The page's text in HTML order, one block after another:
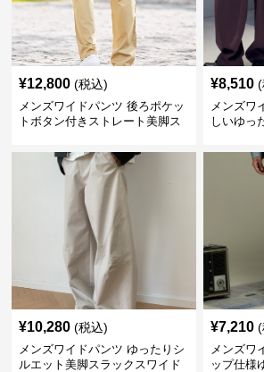
¥12,800 (税込)
メンズワイドパンツ 後ろポケッ
トボタン付きストレート美脚ス
¥8,510 (
メンズワ
しいゆっ
¥10,280 (税込)
メンズワイドパンツ ゆったりシ
ルエット美脚スラックスワイド
¥7,210 (
メンズワ
ップ仕様